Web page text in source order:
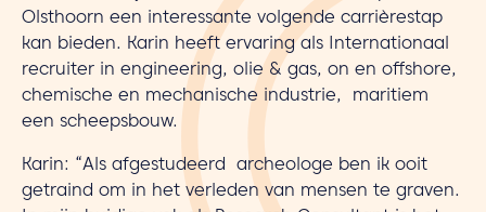
Olsthoorn een interessante volgende carrièrestap
kan bieden. Karin heeft ervaring als Internationaal
recruiter in engineering, olie & gas, on en offshore,
chemische en mechanische industrie, maritiem
een scheepsbouw.
Karin: “Als afgestudeerd archeologe ben ik ooit
getraind om in het verleden van mensen te graven.